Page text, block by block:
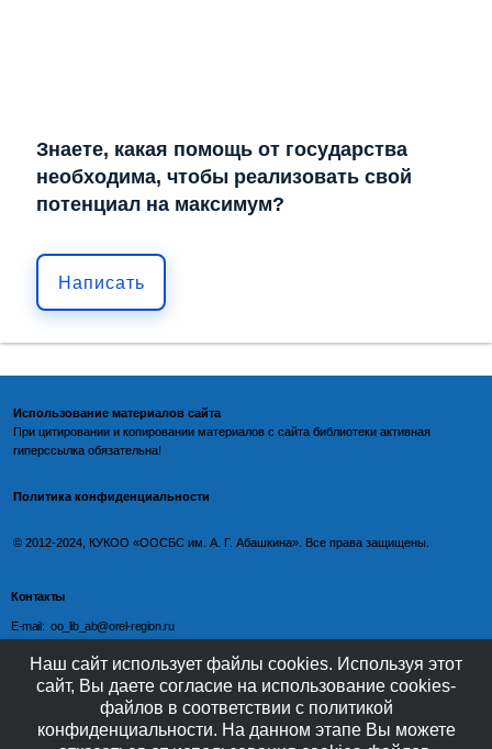
Знаете, какая помощь от государства
необходима, чтобы реализовать свой
потенциал на максимум?
Написать
Использование материалов сайта
При цитировании и копировании материалов с сайта библиотеки активная
гиперссылка обязательна!
Политика конфиденциальности
©️ 2012-2024, КУКОО «ООСБС им. А. Г. Абашкина». Все права защищены.
Контакты
E-mail: oo_lib_ab@orel-region.ru
Телефон:
(4862) 77-09-75 (директор),
77-08-54 (главный бухгалтер),
Наш сайт использует файлы cookies. Используя этот
сайт, Вы даете согласие на использование cookies-
файлов в соответствии с политикой
конфиденциальности. На данном этапе Вы можете